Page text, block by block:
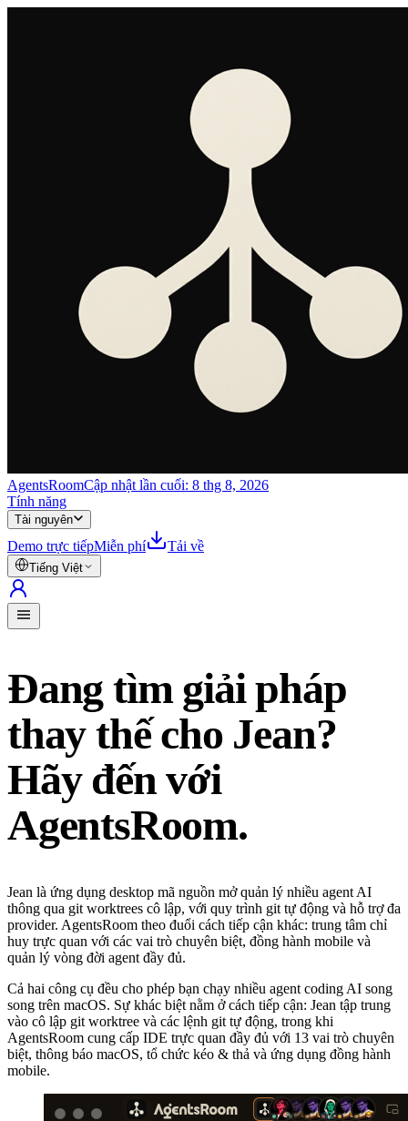
AgentsRoomCập nhật lần cuối: 8 thg 8, 2026
Tính năng
Tài nguyên
Demo trực tiếpMiễn phí Tải về
Tiếng Việt
Đang tìm giải pháp
thay thế cho Jean?
Hãy đến với
AgentsRoom.
Jean là ứng dụng desktop mã nguồn mở quản lý nhiều agent AI
thông qua git worktrees cô lập, với quy trình git tự động và hỗ trợ đa
provider. AgentsRoom theo đuổi cách tiếp cận khác: trung tâm chỉ
huy trực quan với các vai trò chuyên biệt, đồng hành mobile và
quản lý vòng đời agent đầy đủ.
Cả hai công cụ đều cho phép bạn chạy nhiều agent coding AI song
song trên macOS. Sự khác biệt nằm ở cách tiếp cận: Jean tập trung
vào cô lập git worktree và các lệnh git tự động, trong khi
AgentsRoom cung cấp IDE trực quan đầy đủ với 13 vai trò chuyên
biệt, thông báo macOS, tổ chức kéo & thả và ứng dụng đồng hành
mobile.